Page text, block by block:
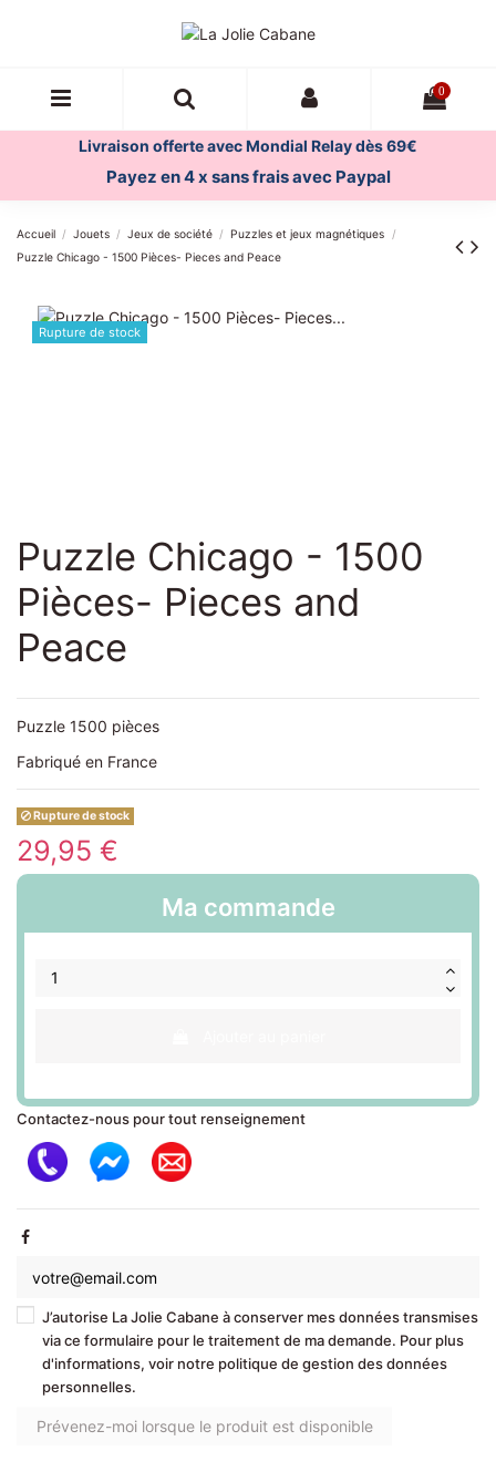
0
Livraison offerte avec Mondial Relay dès 69€
Payez en 4 x sans frais avec Paypal
Accueil Jouets Jeux de société
Puzzles et jeux magnétiques
Puzzle Chicago - 1500 Pièces- Pieces and Peace
Rupture de stock
Puzzle Chicago - 1500
Pièces- Pieces and
Peace
Puzzle 1500 pièces
Fabriqué en France
Rupture de stock
29,95 €
Ma commande
Contactez-nous pour tout renseignement
J’autorise La Jolie Cabane à conserver mes données transmises
via ce formulaire pour le traitement de ma demande. Pour plus
d'informations, voir notre politique de gestion des données
personnelles.